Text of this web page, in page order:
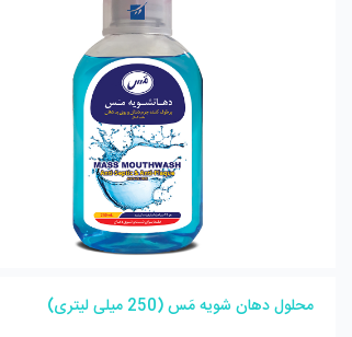
محلول دهان شویه مَس (250 میلی لیتری)